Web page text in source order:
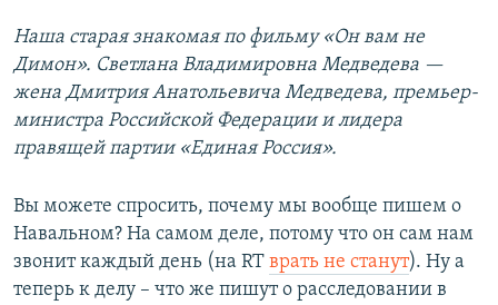
Наша старая знакомая по фильму «Он вам не
Димон». Светлана Владимировна Медведева —
жена Дмитрия Анатольевича Медведева, премьер-
министра Российской Федерации и лидера
правящей партии «Единая Россия».
Вы можете спросить, почему мы вообще пишем о
Навальном? На самом деле, потому что он сам нам
звонит каждый день (на RT врать не станут). Ну а
теперь к делу – что же пишут о расследовании в